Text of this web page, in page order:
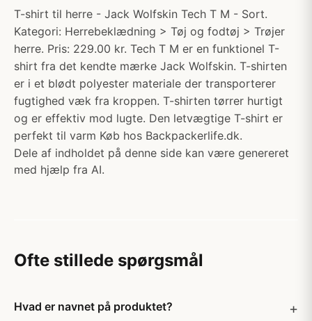
T-shirt til herre - Jack Wolfskin Tech T M - Sort.
Kategori: Herrebeklædning > Tøj og fodtøj > Trøjer
herre. Pris: 229.00 kr. Tech T M er en funktionel T-
shirt fra det kendte mærke Jack Wolfskin. T-shirten
er i et blødt polyester materiale der transporterer
fugtighed væk fra kroppen. T-shirten tørrer hurtigt
og er effektiv mod lugte. Den letvægtige T-shirt er
perfekt til varm Køb hos Backpackerlife.dk.
Dele af indholdet på denne side kan være genereret
med hjælp fra AI.
Ofte stillede spørgsmål
Hvad er navnet på produktet?